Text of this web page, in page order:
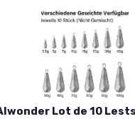
Lot de 10